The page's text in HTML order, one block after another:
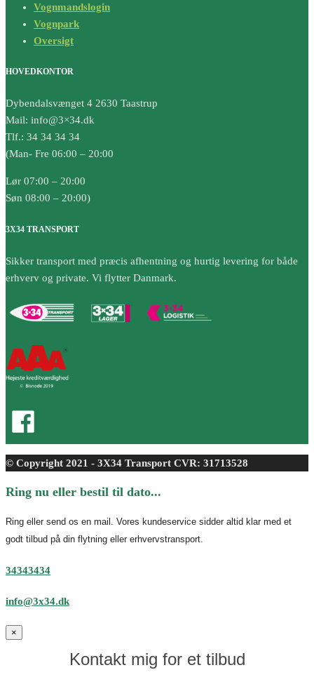
Vognmandslogin
Vognpark
Oversigt
HOVEDKONTOR
Dybendalsvænget 4 2630 Taastrup
Mail: info@3×34.dk
Tlf.: 34 34 34 34
(Man- Fre 06:00 – 20:00
Lør 07:00 – 20:00
Søn 08:00 – 20:00)
3X34 TRANSPORT
Sikker transport med præcis afhentning og hurtig levering for både
erhverv og private. Vi flytter Danmark.
© Copyright 2021 - 3X34 Transport CVR: 31713528
Ring nu eller bestil til dato...
Ring eller send os en mail. Vores kundeservice sidder altid klar med et
godt tilbud på din flytning eller erhvervstransport.
34343434
info@3x34.dk
×
Kontakt mig for et tilbud